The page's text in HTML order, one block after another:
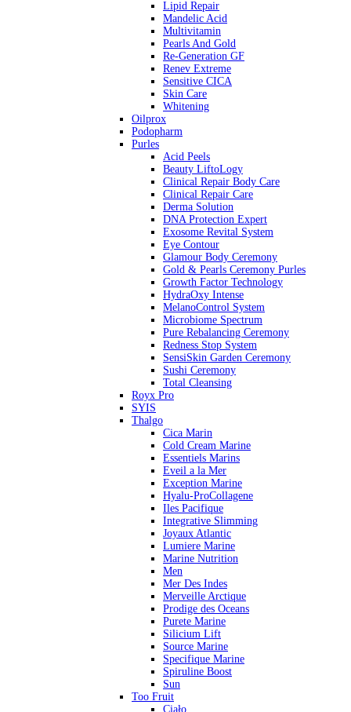
Lipid Repair
Mandelic Acid
Multivitamin
Pearls And Gold
Re-Generation GF
Renev Extreme
Sensitive CICA
Skin Care
Whitening
Oilprox
Podopharm
Purles
Acid Peels
Beauty LiftoLogy
Clinical Repair Body Care
Clinical Repair Care
Derma Solution
DNA Protection Expert
Exosome Revital System
Eye Contour
Glamour Body Ceremony
Gold & Pearls Ceremony Purles
Growth Factor Technology
HydraOxy Intense
MelanoControl System
Microbiome Spectrum
Pure Rebalancing Ceremony
Redness Stop System
SensiSkin Garden Ceremony
Sushi Ceremony
Total Cleansing
Royx Pro
SYIS
Thalgo
Cica Marin
Cold Cream Marine
Essentiels Marins
Eveil a la Mer
Exception Marine
Hyalu-ProCollagene
Iles Pacifique
Integrative Slimming
Joyaux Atlantic
Lumiere Marine
Marine Nutrition
Men
Mer Des Indes
Merveille Arctique
Prodige des Oceans
Purete Marine
Silicium Lift
Source Marine
Specifique Marine
Spiruline Boost
Sun
Too Fruit
Ciało